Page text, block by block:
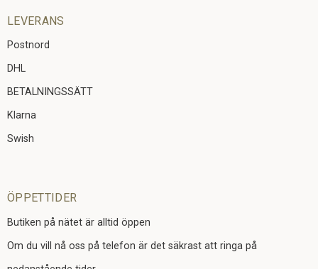
LEVERANS
Postnord
DHL
BETALNINGSSÄTT
Klarna
Swish
ÖPPETTIDER
Butiken på nätet är alltid öppen
Om du vill nå oss på telefon är det säkrast att ringa på